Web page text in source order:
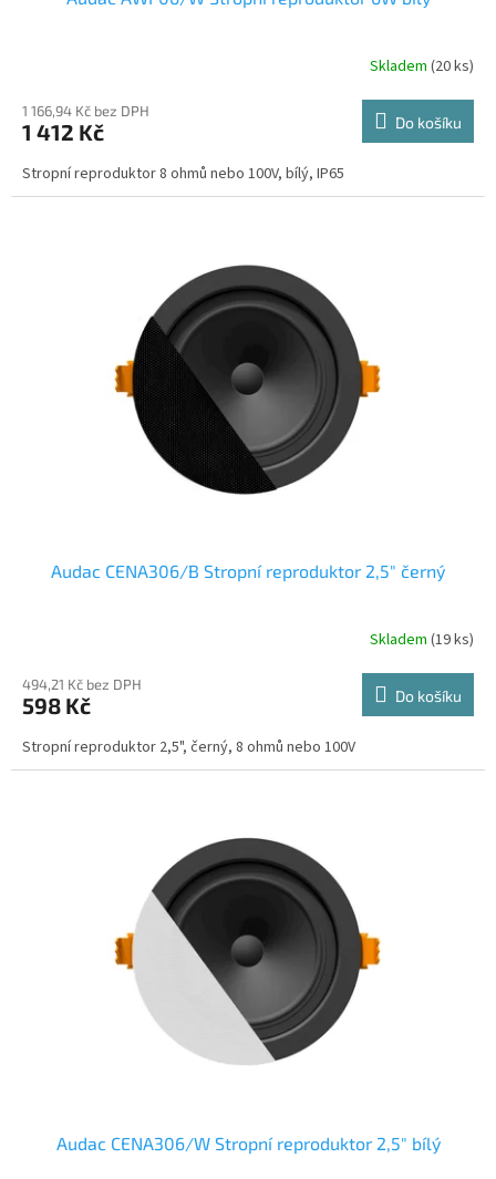
Skladem (20 ks)
1 166,94 Kč bez DPH
1 412 Kč Do košíku
Stropní reproduktor 8 ohmů nebo 100V, bílý, IP65
Audac CENA306/B Stropní reproduktor 2,5" černý
Skladem (19 ks)
494,21 Kč bez DPH
598 Kč Do košíku
Stropní reproduktor 2,5", černý, 8 ohmů nebo 100V
Audac CENA306/W Stropní reproduktor 2,5" bílý